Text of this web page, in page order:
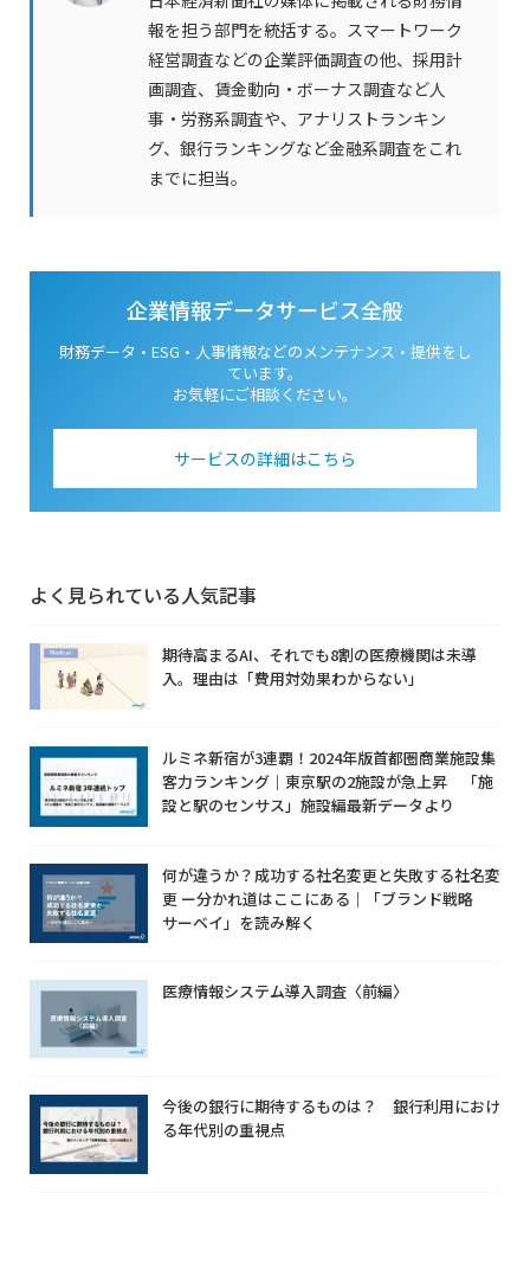
報を担う部門を統括する。スマートワーク
経営調査などの企業評価調査の他、採用計
画調査、賃金動向・ボーナス調査など人
事・労務系調査や、アナリストランキン
グ、銀行ランキングなど金融系調査をこれ
までに担当。
企業情報データサービス全般
財務データ・ESG・人事情報などのメンテナンス・ 提供をし
ています。
お気軽にご相談ください。
サービスの詳細はこちら
よく見られている人気記事
期待高まるAI、それでも8割の医療機関は未導
入。理由は「費用対効果わからない」
ルミネ新宿が3連覇！2024年版首都圏商業施設集
客力ランキング｜東京駅の2施設が急上昇 「施
設と駅のセンサス」施設編最新データより
何が違うか？成功する社名変更と失敗する社名変
更 ー分かれ道はここにある｜「ブランド戦略
サーベイ」を読み解く
医療情報システム導入調査〈前編〉
今後の銀行に期待するものは？ 銀行利用におけ
る年代別の重視点